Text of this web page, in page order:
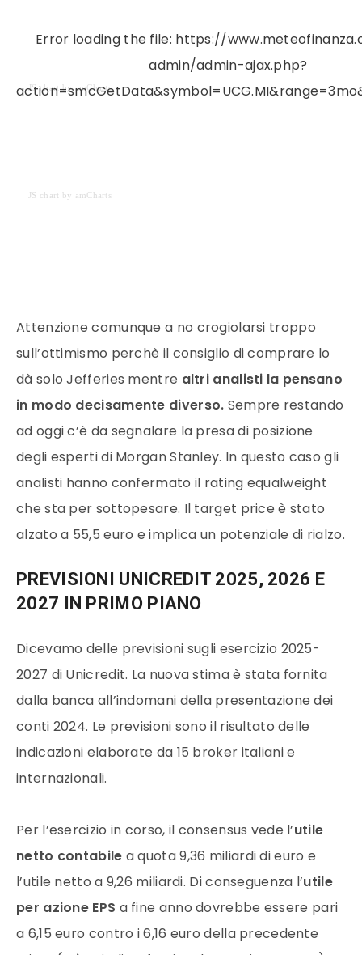
JS chart by amCharts
JS chart by amCharts
Error loading the file: https://
admin/admin-ajax.php?
Attenzione comunque a no crogiolarsi troppo
sull’ottimismo perchè il consiglio di comprare lo
dà solo Jefferies mentre altri analisti la pensano
in modo decisamente diverso. Sempre restando
ad oggi c’è da segnalare la presa di posizione
degli esperti di Morgan Stanley. In questo caso gli
analisti hanno confermato il rating equalweight
che sta per sottopesare. Il target price è stato
alzato a 55,5 euro e implica un potenziale di rialzo.
PREVISIONI UNICREDIT 2025, 2026 E
2027 IN PRIMO PIANO
Dicevamo delle previsioni sugli esercizio 2025-
2027 di Unicredit. La nuova stima è stata fornita
dalla banca all’indomani della presentazione dei
conti 2024. Le previsioni sono il risultato delle
indicazioni elaborate da 15 broker italiani e
internazionali.
Per l’esercizio in corso, il consensus vede l’utile
netto contabile a quota 9,36 miliardi di euro e
l’utile netto a 9,26 miliardi. Di conseguenza l’utile
per azione EPS a fine anno dovrebbe essere pari
a 6,15 euro contro i 6,16 euro della precedente